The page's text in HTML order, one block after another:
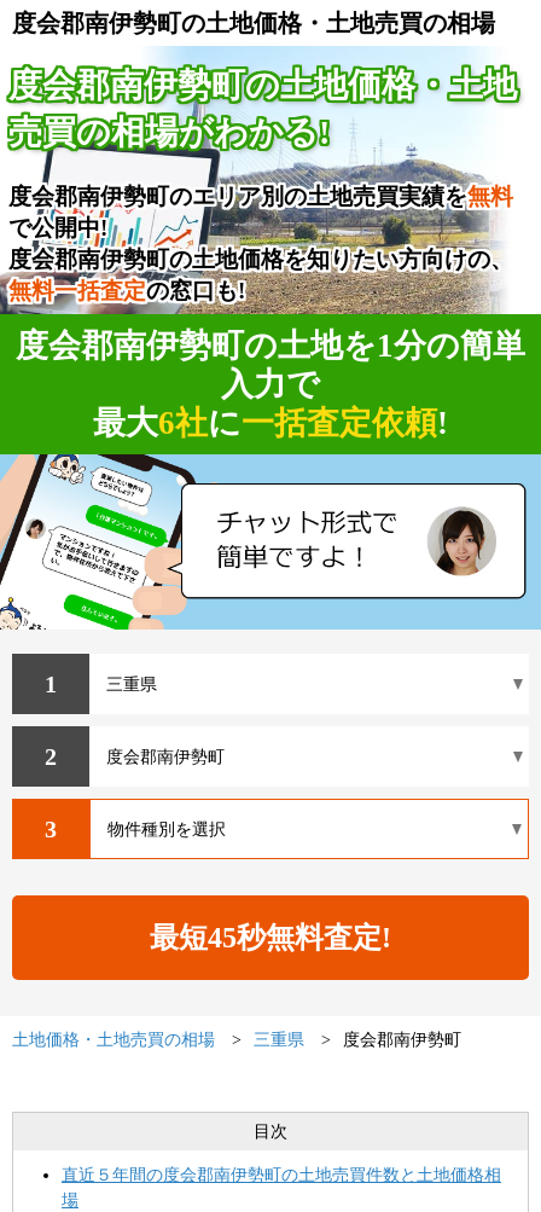
度会郡南伊勢町の土地価格・土地売買の相場
度会郡南伊勢町の土地価格・土地
売買の相場がわかる!
度会郡南伊勢町のエリア別の土地売買実績を無料
で公開中!
度会郡南伊勢町の土地価格を知りたい方向けの、
無料一括査定の窓口も!
度会郡南伊勢町の土地を1分の簡単
入力で
最大6社に一括査定依頼!
1
2
3
土地価格・土地売買の相場 三重県 度会郡南伊勢町
目次
直近５年間の度会郡南伊勢町の土地売買件数と土地価格相
場